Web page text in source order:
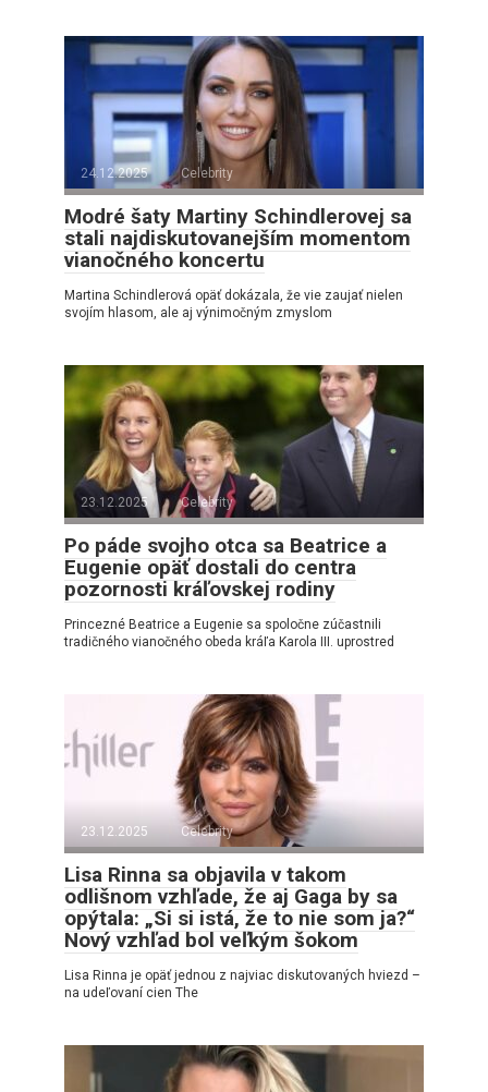
24.12.2025 Celebrity
Modré šaty Martiny Schindlerovej sa
stali najdiskutovanejším momentom
vianočného koncertu
Martina Schindlerová opäť dokázala, že vie zaujať nielen
svojím hlasom, ale aj výnimočným zmyslom
23.12.2025 Celebrity
Po páde svojho otca sa Beatrice a
Eugenie opäť dostali do centra
pozornosti kráľovskej rodiny
Princezné Beatrice a Eugenie sa spoločne zúčastnili
tradičného vianočného obeda kráľa Karola III. uprostred
23.12.2025 Celebrity
Lisa Rinna sa objavila v takom
odlišnom vzhľade, že aj Gaga by sa
opýtala: „Si si istá, že to nie som ja?“
Nový vzhľad bol veľkým šokom
Lisa Rinna je opäť jednou z najviac diskutovaných hviezd –
na udeľovaní cien The